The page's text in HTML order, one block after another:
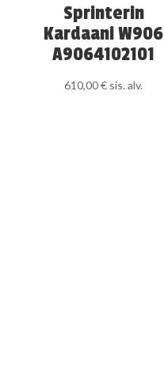
Sprinterin
Kardaani W906
A9064102101
610,00€ sis. alv.